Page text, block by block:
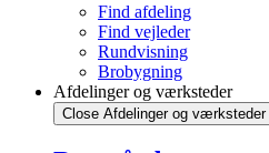
Find afdeling
Find vejleder
Rundvisning
Brobygning
Afdelinger og værksteder
Close Afdelinger og værksteder